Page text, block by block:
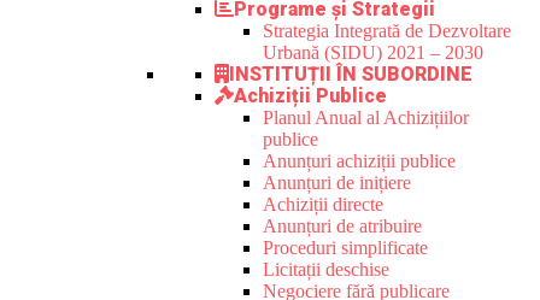
Programe și Strategii
Strategia Integrată de Dezvoltare
Urbană (SIDU) 2021 – 2030
INSTITUȚII ÎN SUBORDINE
Achiziții Publice
Planul Anual al Achizițiilor
publice
Anunțuri achiziții publice
Anunțuri de inițiere
Achiziții directe
Anunțuri de atribuire
Proceduri simplificate
Licitații deschise
Negociere fără publicare